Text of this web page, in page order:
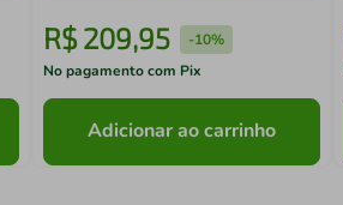
R$ 209,95 -10%
No pagamento com Pix
Adicionar ao carrinho